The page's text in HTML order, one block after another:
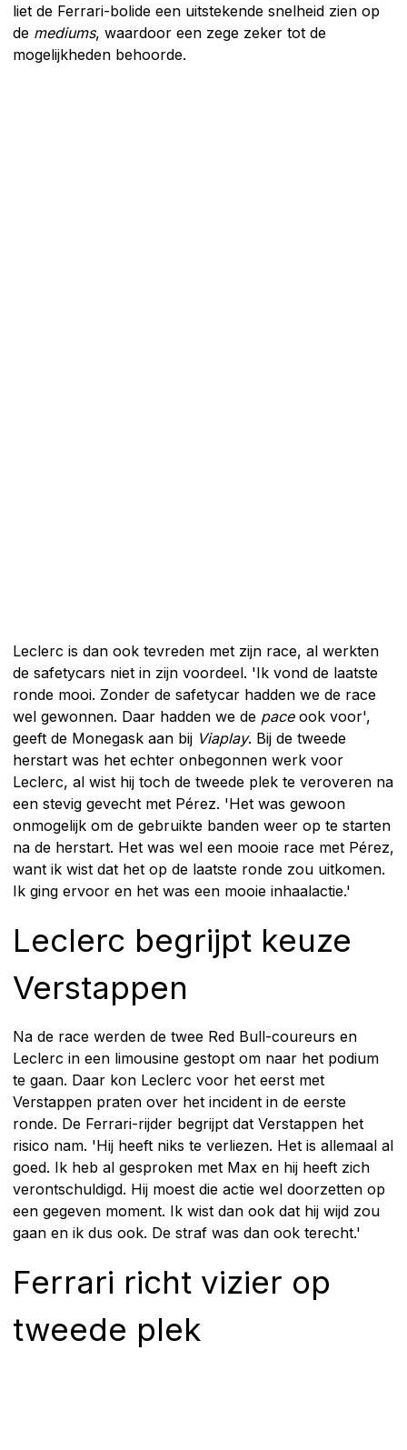
liet de Ferrari-bolide een uitstekende snelheid zien op
de mediums, waardoor een zege zeker tot de
mogelijkheden behoorde.
Leclerc is dan ook tevreden met zijn race, al werkten
de safetycars niet in zijn voordeel. 'Ik vond de laatste
ronde mooi. Zonder de safetycar hadden we de race
wel gewonnen. Daar hadden we de pace ook voor',
geeft de Monegask aan bij Viaplay. Bij de tweede
herstart was het echter onbegonnen werk voor
Leclerc, al wist hij toch de tweede plek te veroveren na
een stevig gevecht met Pérez. 'Het was gewoon
onmogelijk om de gebruikte banden weer op te starten
na de herstart. Het was wel een mooie race met Pérez,
want ik wist dat het op de laatste ronde zou uitkomen.
Ik ging ervoor en het was een mooie inhaalactie.'
Leclerc begrijpt keuze
Verstappen
Na de race werden de twee Red Bull-coureurs en
Leclerc in een limousine gestopt om naar het podium
te gaan. Daar kon Leclerc voor het eerst met
Verstappen praten over het incident in de eerste
ronde. De Ferrari-rijder begrijpt dat Verstappen het
risico nam. 'Hij heeft niks te verliezen. Het is allemaal al
goed. Ik heb al gesproken met Max en hij heeft zich
verontschuldigd. Hij moest die actie wel doorzetten op
een gegeven moment. Ik wist dan ook dat hij wijd zou
gaan en ik dus ook. De straf was dan ook terecht.'
Ferrari richt vizier op
tweede plek